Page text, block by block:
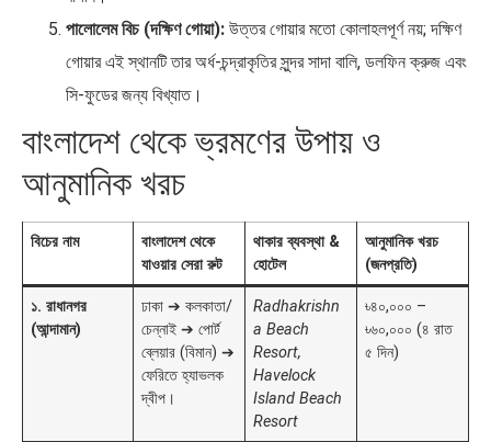
পালোলেম বিচ (দক্ষিণ গোয়া): উত্তর গোয়ার মতো কোলাহলপূর্ণ নয়; দক্ষিণ
গোয়ার এই স্থানটি তার অর্ধ-চন্দ্রাকৃতির সুন্দর সাদা বালি, ডলফিন ক্রুজ এবং
সি-ফুডের জন্য বিখ্যাত।
বাংলাদেশ থেকে ভ্রমণের উপায় ও
আনুমানিক খরচ
বিচের নাম
বাংলাদেশ থেকে
যাওয়ার সেরা রুট
থাকার ব্যবস্থা &
হোটেল
আনুমানিক খরচ
(জনপ্রতি)
১. রাধানগর
(আন্দামান)
ঢাকা ➔ কলকাতা/
চেন্নাই ➔ পোর্ট
ব্লেয়ার (বিমান) ➔
ফেরিতে হ্যাভলক
দ্বীপ।
Radhakrishn
a Beach
Resort,
Havelock
Island Beach
Resort
৳৪০,০০০ –
৳৬০,০০০ (৪ রাত
৫ দিন)